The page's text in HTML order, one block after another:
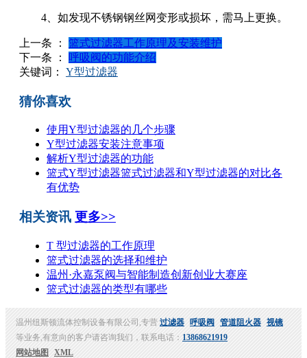
4、如发现不锈钢钢丝网变形或损坏，需马上更换。
上一条 ：
篮式过滤器工作原理及安装维护
下一条 ：
呼吸阀的功能介绍
关键词： Y型过滤器
猜你喜欢
使用Y型过滤器的几个步骤
Y型过滤器安装注意事项
解析Y型过滤器的功能
篮式Y型过滤器篮式过滤器和Y型过滤器的对比各
有优势
相关资讯 更多>>
T 型过滤器的工作原理
篮式过滤器的选择和维护
温州·永嘉泵阀与智能制造创新创业大赛座
篮式过滤器的类型有哪些
温州纽斯顿流体控制设备有限公司,专营 过滤器 呼吸阀 管道阻火器 视镜
等业务,有意向的客户请咨询我们，联系电话： 13868621919
网站地图
XML